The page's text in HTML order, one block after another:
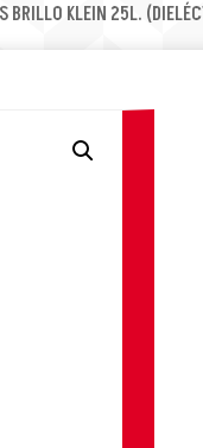
BRILLO KLEIN 25L.